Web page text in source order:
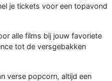
je tickets voor een topavond
alle films bij jouw favoriete
tot de versgebakken
verse popcorn, altijd een